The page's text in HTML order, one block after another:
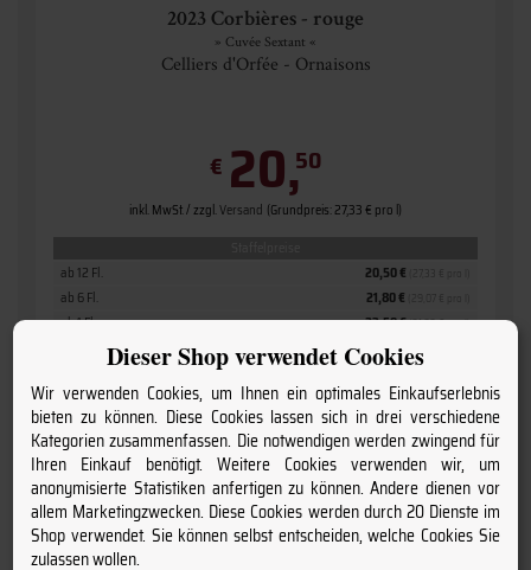
2023 Corbières - rouge
» Cuvée Sextant «
Celliers d'Orfée - Ornaisons
€ 20,50
inkl. MwSt. / zzgl.Versand (Grundpreis: 27,33 € pro l)
ab 1 Fl. 23,50 €(31,33 € pro l)
ab 6 Fl. 21,80 €
ab 12 Fl. 20,50 €
Dieser Shop verwendet Cookies
Wir verwenden Cookies, um Ihnen ein optimales Einkaufserlebnis
bieten zu können. Diese Cookies lassen sich in drei verschiedene
Kategorien zusammenfassen. Die notwendigen werden zwingend für
Ihren Einkauf benötigt. Weitere Cookies verwenden wir, um
anonymisierte Statistiken anfertigen zu können. Andere dienen vor
allem Marketingzwecken. Diese Cookies werden durch 20 Dienste im
Shop verwendet. Sie können selbst entscheiden, welche Cookies Sie
zulassen wollen.